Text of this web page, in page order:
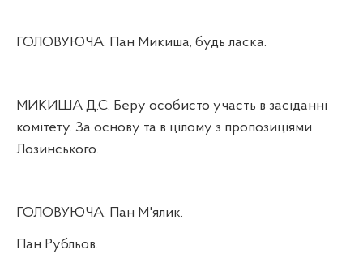
ГОЛОВУЮЧА. Пан Микиша, будь ласка.
МИКИША Д.С. Беру особисто участь в засіданні
комітету. За основу та в цілому з пропозиціями
Лозинського.
ГОЛОВУЮЧА. Пан М'ялик.
Пан Рубльов.